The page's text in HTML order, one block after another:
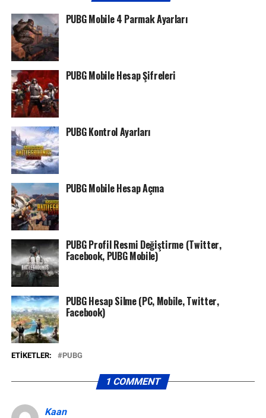
PUBG Mobile 4 Parmak Ayarları
PUBG Mobile Hesap Şifreleri
PUBG Kontrol Ayarları
PUBG Mobile Hesap Açma
PUBG Profil Resmi Değiştirme (Twitter,
Facebook, PUBG Mobile)
PUBG Hesap Silme (PC, Mobile, Twitter,
Facebook)
ETIKETLER: PUBG
1 COMMENT
Kaan